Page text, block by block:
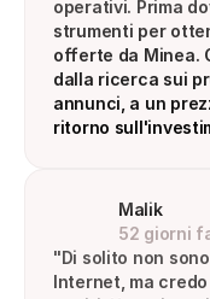
operativi. Prima
strumenti per
offerte da Minea.
dalla ricerca sui
annunci, a un
ritorno
Malik
52 giorni
"Di solito non
Internet, ma